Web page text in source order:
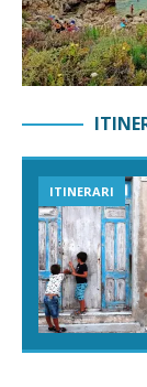
ITINERARI